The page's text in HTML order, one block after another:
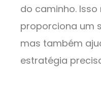
do caminho.
proporciona um
mas também
estratégia